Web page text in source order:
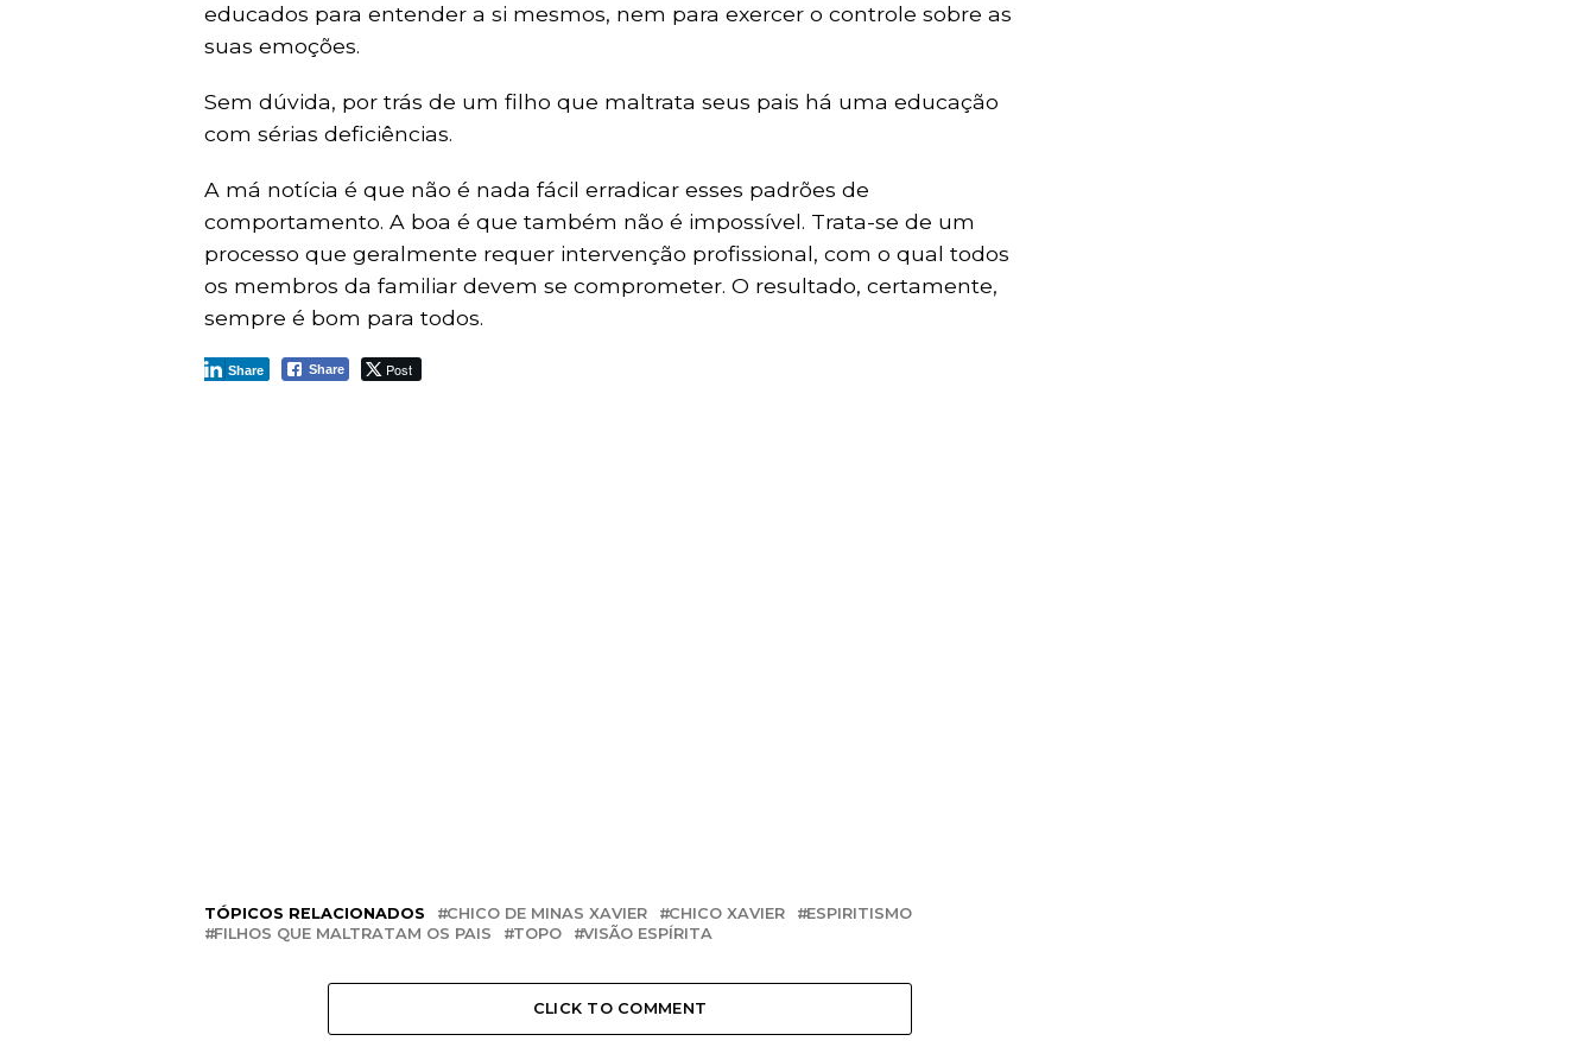
educados para entender a si mesmos, nem para exercer o controle sobre as
suas emoções.
Sem dúvida, por trás de um filho que maltrata seus pais há uma educação
com sérias deficiências.
A má notícia é que não é nada fácil erradicar esses padrões de
comportamento. A boa é que também não é impossível. Trata-se de um
processo que geralmente requer intervenção profissional, com o qual todos
os membros da familiar devem se comprometer. O resultado, certamente,
sempre é bom para todos.
Share Post
Share
TÓPICOS RELACIONADOS CHICO DE MINAS XAVIER CHICO XAVIER
ESPIRITISMO
FILHOS QUE MALTRATAM OS PAIS
TOPO VISÃO ESPÍRITA
CLICK TO COMMENT